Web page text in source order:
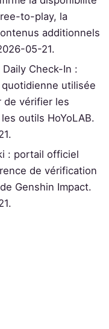
to-play, la
additionnels
05-21.
Daily Check-In :
utilisée
de vérifier les
outils HoYoLAB.
: portail officiel
de vérification
Genshin Impact.